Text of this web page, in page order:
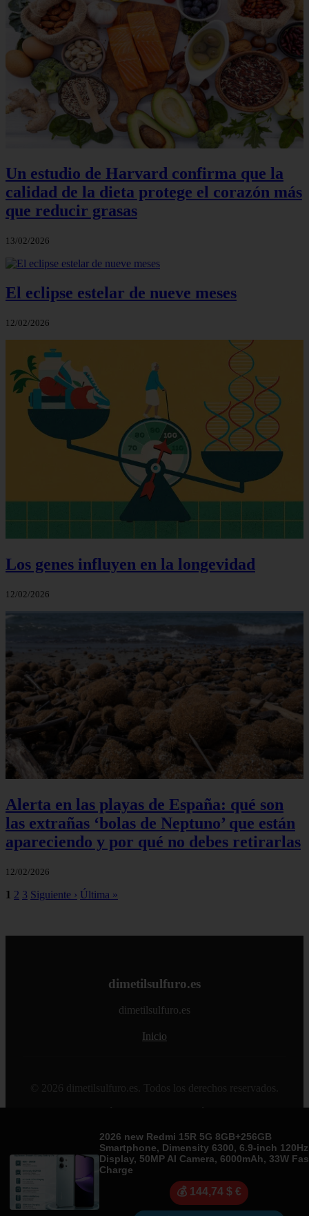
Un estudio de Harvard confirma que la
calidad de la dieta protege el corazón más
que reducir grasas
13/02/2026
El eclipse estelar de nueve meses
12/02/2026
Los genes influyen en la longevidad
12/02/2026
Alerta en las playas de España: qué son
las extrañas ‘bolas de Neptuno’ que están
apareciendo y por qué no debes retirarlas
12/02/2026
1 2 3 Siguiente › Última »
dimetilsulfuro.es
dimetilsulfuro.es
Inicio
© 2026 dimetilsulfuro.es. Todos los derechos reservados.
Política de Cookies Política de Privacidad
Diseño web|Libro sobre Cabañuelas
2026 new Redmi 15R 5G 8GB+256GB
Smartphone, Dimensity 6300, 6.9-inch 120Hz
Display, 50MP AI Camera, 6000mAh, 33W
Charge
💰 144,74 $ €